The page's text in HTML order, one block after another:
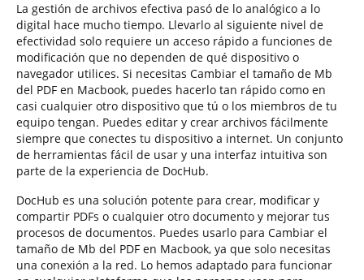
La gestión de archivos efectiva pasó de lo analógico a lo
digital hace mucho tiempo. Llevarlo al siguiente nivel de
efectividad solo requiere un acceso rápido a funciones de
modificación que no dependen de qué dispositivo o
navegador utilices. Si necesitas Cambiar el tamaño de Mb
del PDF en Macbook, puedes hacerlo tan rápido como en
casi cualquier otro dispositivo que tú o los miembros de tu
equipo tengan. Puedes editar y crear archivos fácilmente
siempre que conectes tu dispositivo a internet. Un conjunto
de herramientas fácil de usar y una interfaz intuitiva son
parte de la experiencia de DocHub.
DocHub es una solución potente para crear, modificar y
compartir PDFs o cualquier otro documento y mejorar tus
procesos de documentos. Puedes usarlo para Cambiar el
tamaño de Mb del PDF en Macbook, ya que solo necesitas
una conexión a la red. Lo hemos adaptado para funcionar